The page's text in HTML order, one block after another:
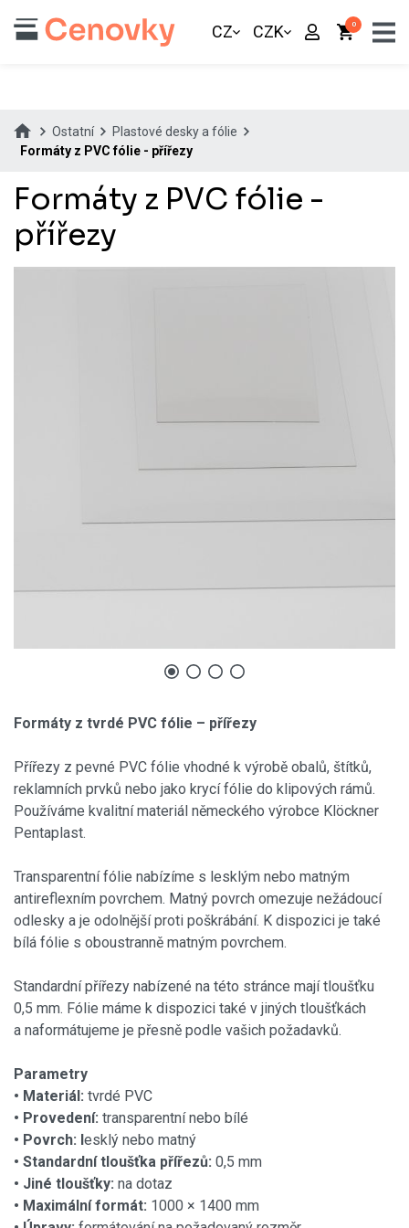
0
CZ CZK
Ostatní
Plastové desky a fólie
Formáty z PVC fólie - přířezy
Formáty z PVC fólie -
přířezy
Formáty z tvrdé PVC fólie – přířezy
Přířezy z pevné PVC fólie vhodné k výrobě obalů, štítků,
reklamních prvků nebo jako krycí fólie do klipových rámů.
Používáme kvalitní materiál německého výrobce Klöckner
Pentaplast.
Transparentní fólie nabízíme s lesklým nebo matným
antireflexním povrchem. Matný povrch omezuje nežádoucí
odlesky a je odolnější proti poškrábání. K dispozici je také
bílá fólie s oboustranně matným povrchem.
Standardní přířezy nabízené na této stránce mají tloušťku
0,5 mm. Fólie máme k dispozici také v jiných tloušťkách
a naformátujeme je přesně podle vašich požadavků.
Parametry
• Materiál: tvrdé PVC
• Provedení: transparentní nebo bílé
• Povrch: l esklý nebo matný
• Standardní tloušťka přířezů: 0,5 mm
• Jiné tloušťky: na dotaz
• Maximální formát: 1000 × 1400 mm